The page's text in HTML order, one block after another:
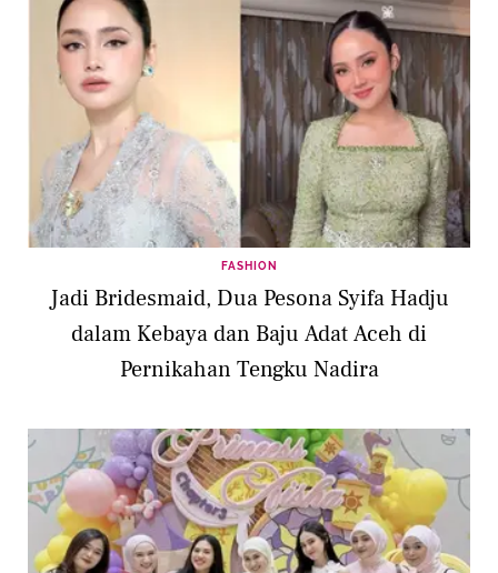
FASHION
Jadi Bridesmaid, Dua Pesona Syifa Hadju
dalam Kebaya dan Baju Adat Aceh di
Pernikahan Tengku Nadira